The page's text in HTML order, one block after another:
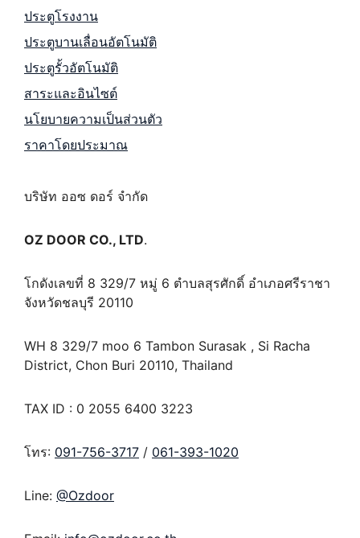
ประตูโรงงาน
ประตูบานเลื่อนอัตโนมัติ
ประตูรั้วอัตโนมัติ
สาระและอินไซต์
นโยบายความเป็นส่วนตัว
ราคาโดยประมาณ
บริษัท ออซ ดอร์ จำกัด
OZ DOOR CO., LTD.
โกดังเลขที่ 8 329/7 หมู่ 6 ตำบลสุรศักดิ์ อำเภอศรีราชา
จังหวัดชลบุรี 20110
WH 8 329/7 moo 6 Tambon Surasak , Si Racha
District, Chon Buri 20110, Thailand
TAX ID : 0 2055 6400 3223
โทร: 091-756-3717 / 061-393-1020
Line: @Ozdoor